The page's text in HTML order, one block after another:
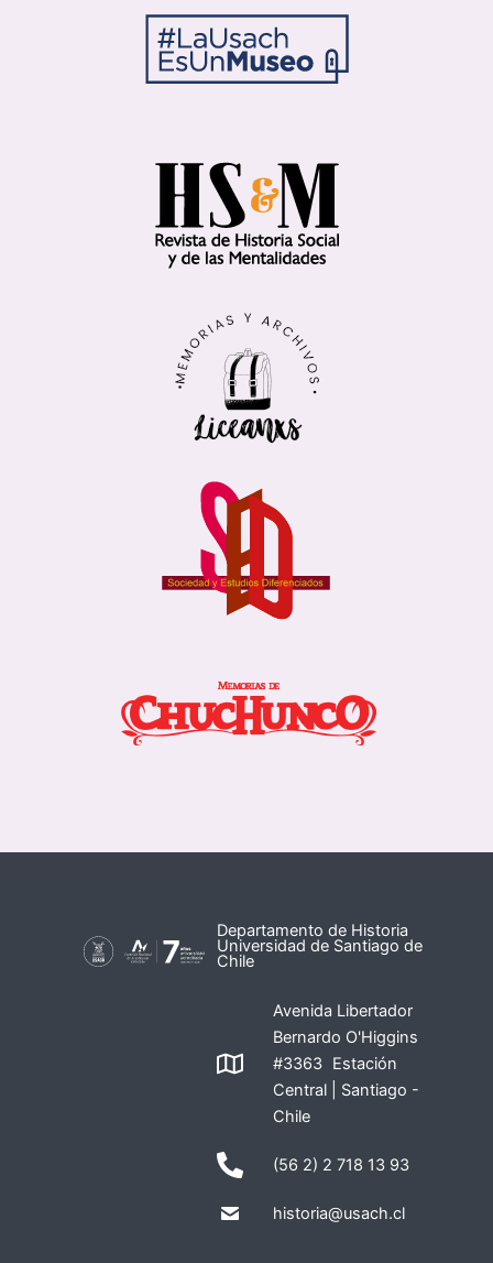
Departamento de Historia
Universidad de Santiago de
Chile
Avenida Libertador
Bernardo O'Higgins
#3363 Estación
Central | Santiago -
Chile
(56 2) 2 718 13 93
historia@usach.cl